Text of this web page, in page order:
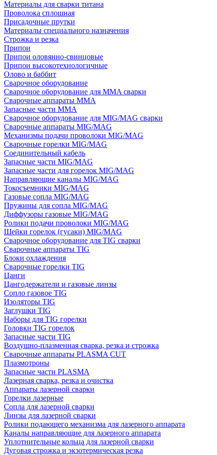
Материалы для сварки титана
Проволока сплошная
Присадочные прутки
Материалы специального назначения
Строжка и резка
Припои
Припои оловянно-свинцовые
Припои высокотехнологичные
Олово и баббит
Сварочное оборудование
Сварочное оборудование для MMA сварки
Сварочные аппараты MMA
Запасные части MMA
Сварочное оборудование для MIG/MAG сварки
Сварочные аппараты MIG/MAG
Механизмы подачи проволоки MIG/MAG
Сварочные горелки MIG/MAG
Соединительный кабель
Запасные части MIG/MAG
Запасные части для горелок MIG/MAG
Направляющие каналы MIG/MAG
Токосъемники MIG/MAG
Газовые сопла MIG/MAG
Пружины для сопла MIG/MAG
Диффузоры газовые MIG/MAG
Ролики подачи проволоки MIG/MAG
Шейки горелок (гусаки) MIG/MAG
Сварочное оборудование для TIG сварки
Сварочные аппараты TIG
Блоки охлаждения
Сварочные горелки TIG
Цанги
Цангодержатели и газовые линзы
Сопло газовое TIG
Изоляторы TIG
Заглушки TIG
Наборы для TIG горелки
Головки TIG горелок
Запасные части TIG
Воздушно-плазменная сварка, резка и строжка
Сварочные аппараты PLASMA CUT
Плазмотроны
Запасные части PLASMA
Лазерная сварка, резка и очистка
Аппараты лазерной сварки
Горелки лазерные
Сопла для лазерной сварки
Линзы для лазерной сварки
Ролики подающего механизма для лазерного аппарата
Каналы направляющие для лазерного аппарата
Уплотнительные кольца для лазерной сварки
Дуговая строжка и экзотермическая резка